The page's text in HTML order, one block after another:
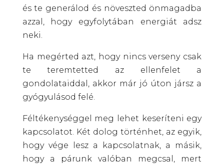
és te generálod és növeszted önmagadba
azzal, hogy egyfolytában energiát adsz
neki.
Ha megérted azt, hogy nincs verseny csak
te teremtetted az ellenfelet a
gondolataiddal, akkor már jó úton jársz a
gyógyulásod felé.
Féltékenységgel meg lehet keseríteni egy
kapcsolatot. Két dolog történhet, az egyik,
hogy vége lesz a kapcsolatnak, a másik,
hogy a párunk valóban megcsal, mert